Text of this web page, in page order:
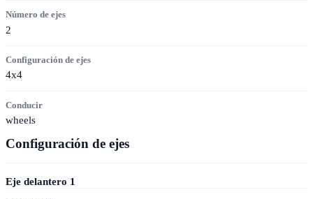
Número de ejes
2
Configuración de ejes
4x4
Conducir
wheels
Configuración de ejes
Eje delantero 1